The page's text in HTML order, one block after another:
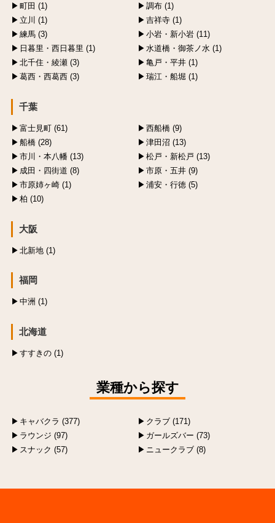
町田 (1)
調布 (1)
立川 (1)
吉祥寺 (1)
練馬 (3)
小岩・新小岩 (11)
日暮里・西日暮里 (1)
水道橋・御茶ノ水 (1)
北千住・綾瀬 (3)
亀戸・平井 (1)
葛西・西葛西 (3)
瑞江・船堀 (1)
千葉
富士見町 (61)
西船橋 (9)
船橋 (28)
津田沼 (13)
市川・本八幡 (13)
松戸・新松戸 (13)
成田・四街道 (8)
市原・五井 (9)
市原姉ヶ崎 (1)
浦安・行徳 (5)
柏 (10)
大阪
北新地 (1)
福岡
中洲 (1)
北海道
すすきの (1)
業種から探す
キャバクラ (377)
クラブ (171)
ラウンジ (97)
ガールズバー (73)
スナック (57)
ニュークラブ (8)